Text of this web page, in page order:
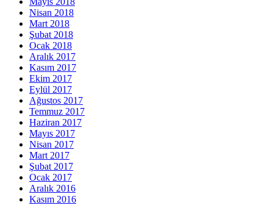
Nisan 2018
Mart 2018
Şubat 2018
Ocak 2018
Aralık 2017
Kasım 2017
Ekim 2017
Eylül 2017
Ağustos 2017
Temmuz 2017
Haziran 2017
Mayıs 2017
Nisan 2017
Mart 2017
Şubat 2017
Ocak 2017
Aralık 2016
Kasım 2016